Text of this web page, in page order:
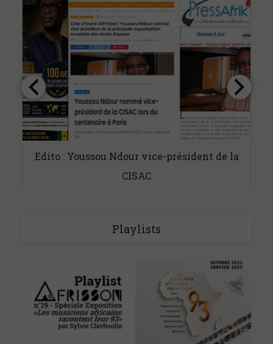
Edito : Youssou Ndour vice-président de la
CISAC
Playlists